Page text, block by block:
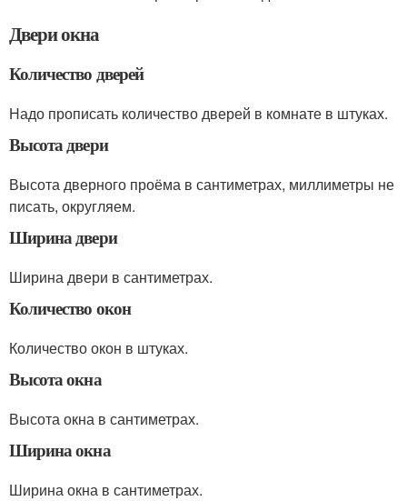
Двери окна
Количество дверей
Надо прописать количество дверей в комнате в штуках.
Высота двери
Высота дверного проёма в сантиметрах, миллиметры не
писать, округляем.
Ширина двери
Ширина двери в сантиметрах.
Количество окон
Количество окон в штуках.
Высота окна
Высота окна в сантиметрах.
Ширина окна
Ширина окна в сантиметрах.